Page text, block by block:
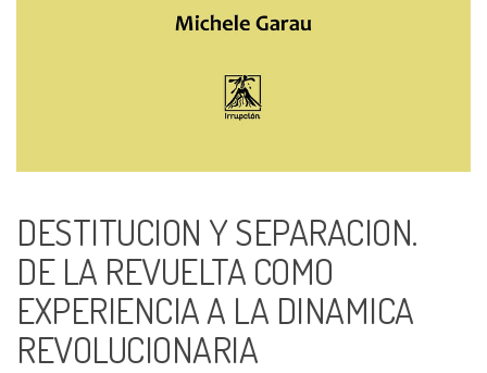
DESTITUCION Y SEPARACION.
DE LA REVUELTA COMO
EXPERIENCIA A LA DINAMICA
REVOLUCIONARIA